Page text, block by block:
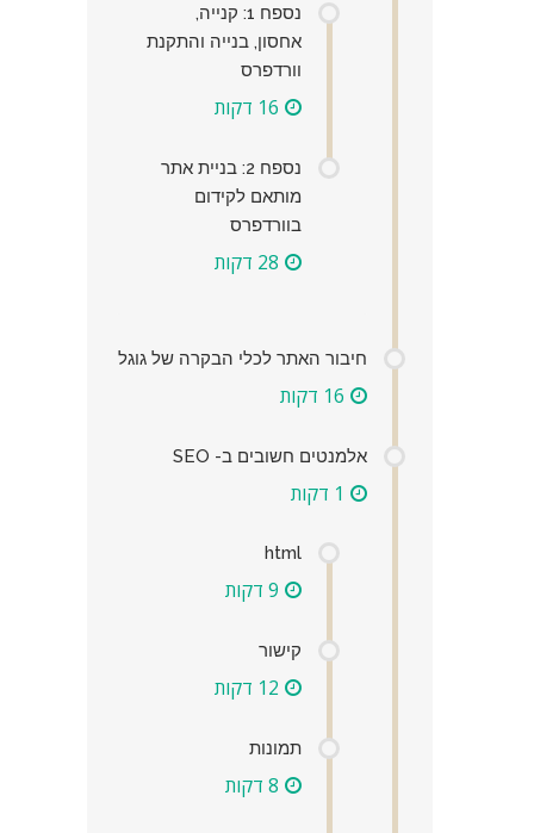
נספח 1: קנייה,
אחסון, בנייה והתקנת
וורדפרס
16 דקות
נספח 2: בניית אתר
מותאם לקידום
בוורדפרס
28 דקות
חיבור האתר לכלי הבקרה של גוגל
16 דקות
אלמנטים חשובים ב- SEO
1 דקות
html
9 דקות
קישור
12 דקות
תמונות
8 דקות